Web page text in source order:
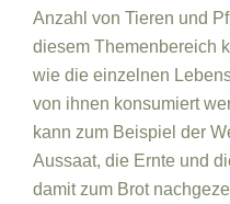
Anzahl von Tieren und
diesem Themenbereich
wie die einzelnen
von ihnen konsumiert
kann zum Beispiel der
Aussaat, die Ernte und
damit zum Brot